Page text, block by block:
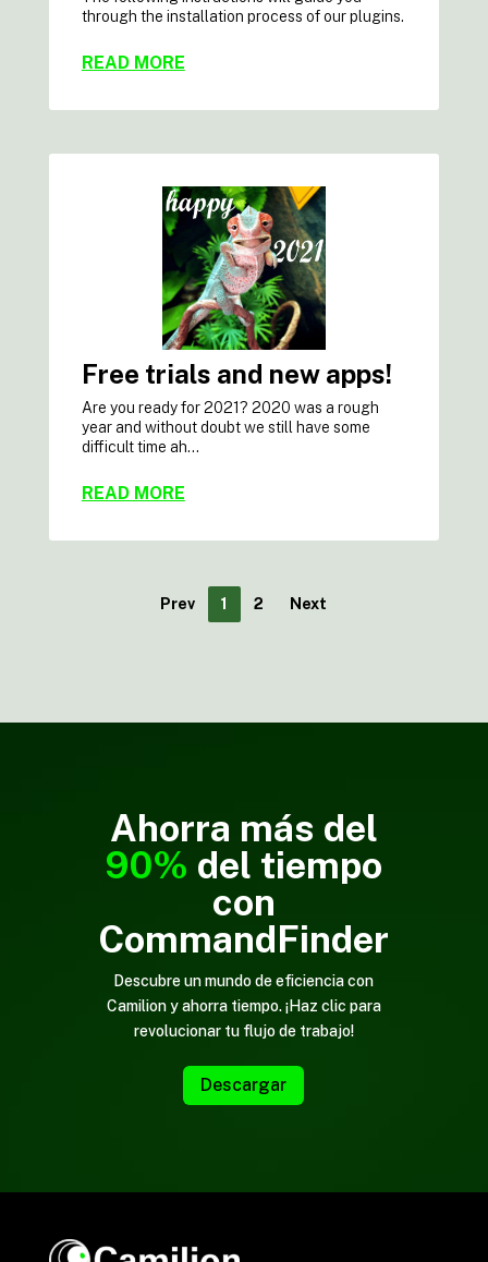
through the installation process of our plugins.
READ MORE
Free trials and new apps!
Are you ready for 2021? 2020 was a rough
year and without doubt we still have some
difficult time ah...
READ MORE
Prev 1 2 Next
Ahorra más del
90% del tiempo
con
CommandFinder
Descubre un mundo de eficiencia con
Camilion y ahorra tiempo. ¡Haz clic para
revolucionar tu flujo de trabajo!
Descargar